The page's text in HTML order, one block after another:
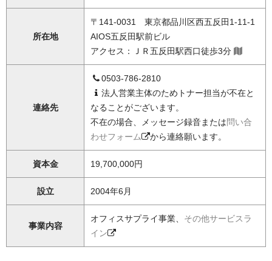
所在地
〒141-0031 東京都品川区西五反田1-11-1
AIOS五反田駅前ビル
アクセス：ＪＲ五反田駅西口徒歩3分
連絡先
0503-786-2810
法人営業主体のためトナー担当が不在と
なることがございます。
不在の場合、メッセージ録音または問い合
わせフォーム
から連絡願います。
資本金 19,700,000円
設立 2004年6月
事業内容
オフィスサプライ事業、 その他サービスラ
イン